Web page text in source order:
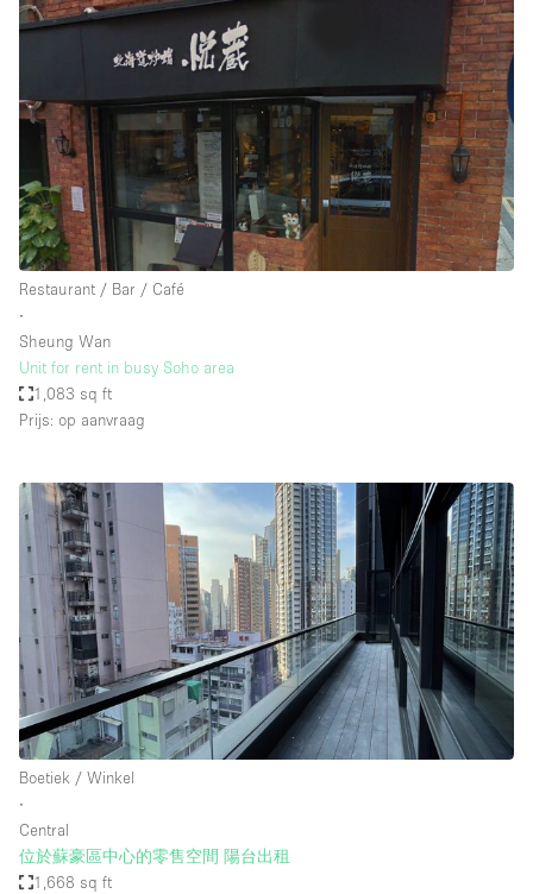
Restaurant / Bar / Café
∙
Sheung Wan
Unit for rent in busy Soho area
1,083 sq ft
Prijs: op aanvraag
Boetiek / Winkel
∙
Central
位於蘇豪區中心的零售空間 陽台出租
1,668 sq ft